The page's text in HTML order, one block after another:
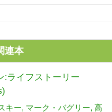
連本
:ライフストーリー
キー マーク・バグリー 高